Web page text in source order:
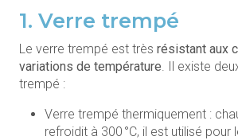
1. Verre trempé
Le verre trempé est très résistant aux
variations de température . Il existe
trempé :
Verre trempé thermiquement :
refroidit à 300 °C, il est utilisé pour